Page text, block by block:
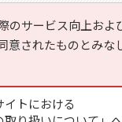
のサービス向上お
されたものとみな
イトにおける
Copyright